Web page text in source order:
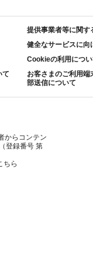
提供事業者等に関す
健全なサービスに向
Cookieの利用につい
て
お客さまのご利用端
部送信について
からコンテン
登録番号 第
ちら